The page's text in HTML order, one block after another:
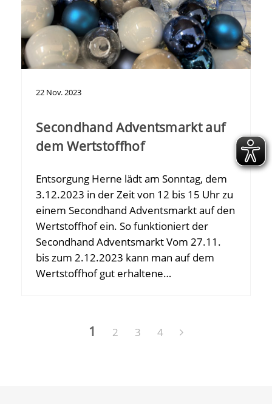
22 Nov.2023
Secondhand Adventsmarkt auf
dem Wertstoffhof
Entsorgung Herne lädt am Sonntag, dem
3.12.2023 in der Zeit von 12 bis 15 Uhr zu
einem Secondhand Adventsmarkt auf den
Wertstoffhof ein. So funktioniert der
Secondhand Adventsmarkt Vom 27.11.
bis zum 2.12.2023 kann man auf dem
Wertstoffhof gut erhaltene…
1 2 3 4